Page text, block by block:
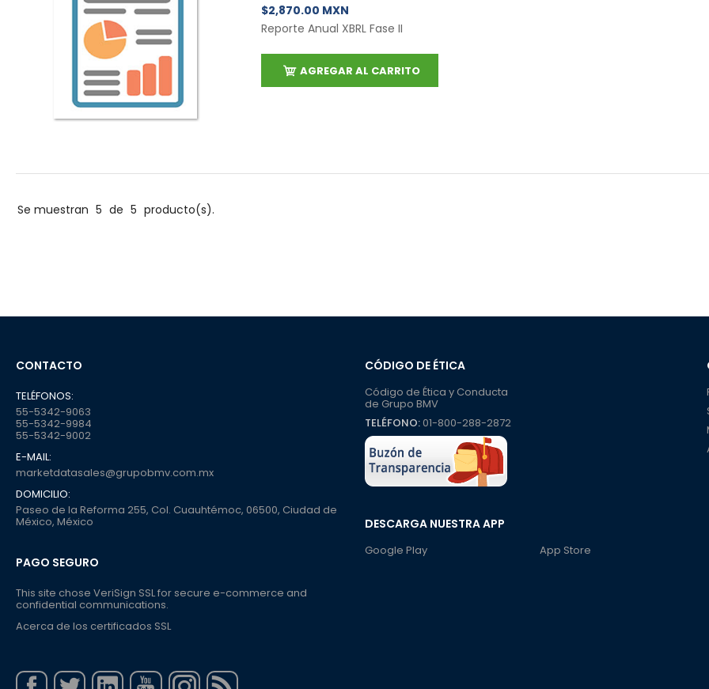
$2,870.00 MXN
Reporte Anual XBRL Fase II
AGREGAR AL CARRITO
Se muestran 5 de 5 producto(s).
CÓDIGO DE ÉTICA
Código de Ética y Conducta
de Grupo BMV
TELÉFONO:01-800-288-2872
DESCARGA NUESTRA APP
Google Play App Store
CONTACTO
TELÉFONOS:
55-5342-9063
55-5342-9984
55-5342-9002
E-MAIL:
marketdatasales@grupobmv.com.mx
DOMICILIO:
Paseo de la Reforma 255, Col. Cuauhtémoc, 06500, Ciudad de
México, México
PAGO SEGURO
This site chose VeriSign SSL for secure e-commerce and
confidential communications.
Acerca de los certificados SSL